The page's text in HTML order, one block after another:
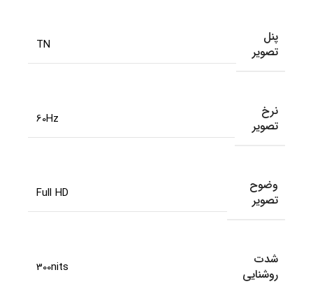
پنل
تصویر
TN
نرخ
تصویر
60Hz
وضوح
تصویر
Full HD
شدت
روشنایی
300nits